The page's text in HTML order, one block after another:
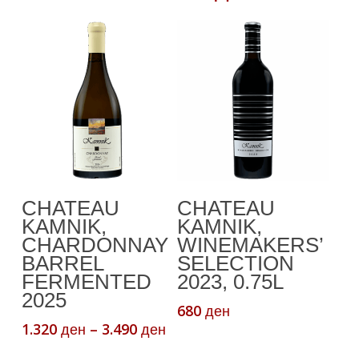
Select Options
product
has
multiple
variants.
The
may
CHATEAU
KAMNIK,
CHARDONNAY
BARREL
FERMENTED
2025
1.320 ден – 3.490 денPrice
Додади Во
Кошничка
CHATEAU
KAMNIK,
WINEMAKERS’
SELECTION
2023, 0.75L
680ден